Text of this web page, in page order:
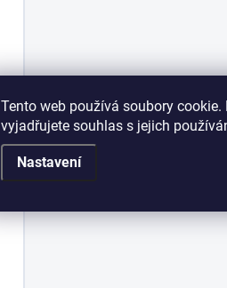
Tento web používá soubory
vyjadřujete souhlas s jejich
Nastavení